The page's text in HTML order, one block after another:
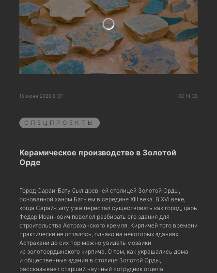
15 июня 2026 8:37 00:14:39
СПЕЦПРОЕКТЫ
Керамическое производство в Золотой
Орде
Город Сарай-Бату был древней столицей Золотой Орды,
основанной ханом Батыем в середине XIII века. В XVI веке,
когда Сарай-Бату уже перестал существовать как город, царь
Фёдор Иоаннович повелел разбирать его здания для
строительства Астраханского кремля. Кирпичей того времени
практически не осталось, однако на некоторых зданиях
Астрахани до сих пор можно увидеть мозаики
из золотоордынского кирпича. О том, как украшались дома
и общественные здания в столице Золотой Орды,
рассказывает старший научный сотрудник отдела